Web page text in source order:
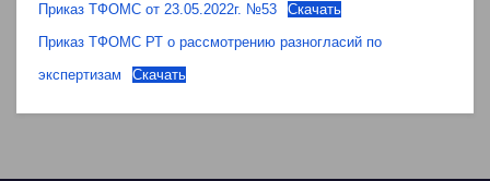
Приказ ТФОМС от 23.05.2022г. №53
Скачать
Приказ ТФОМС РТ о рассмотрению разногласий по
экспертизам
Скачать